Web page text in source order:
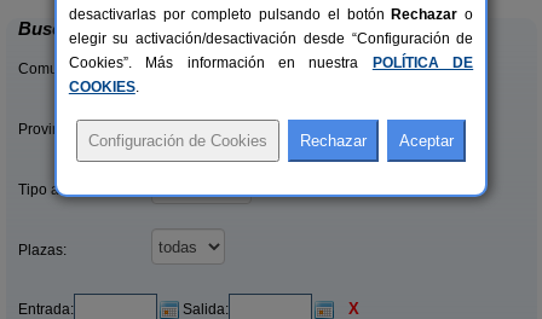
Buscar
Comunidades:
Provincias/Islas:
Tipo alquiler:
Plazas:
Entrada: Salida: X
desactivarlas por completo pulsando el botón Rechazar o
elegir su activación/desactivación desde “Configuración de
Cookies”. Más información en nuestra
POLÍTICA DE
COOKIES.